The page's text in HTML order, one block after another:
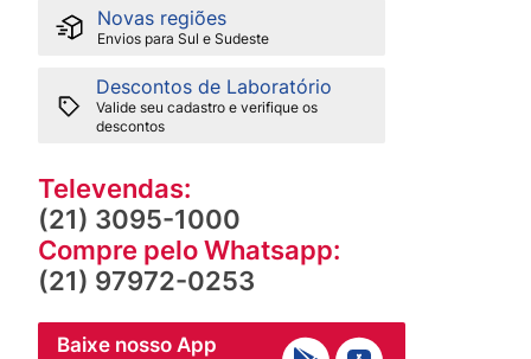
Novas regiões
Envios para Sul e Sudeste
Descontos de Laboratório
Valide seu cadastro e verifique os
descontos
Televendas:
(21) 3095-1000
Compre pelo Whatsapp:
(21) 97972-0253
Baixe nosso App